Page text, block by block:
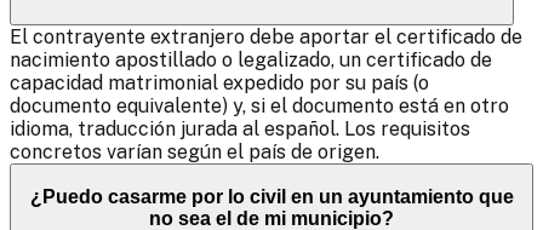
El contrayente extranjero debe aportar el certificado de
nacimiento apostillado o legalizado, un certificado de
capacidad matrimonial expedido por su país (o
documento equivalente) y, si el documento está en otro
idioma, traducción jurada al español. Los requisitos
concretos varían según el país de origen.
¿Puedo casarme por lo civil en un ayuntamiento que
no sea el de mi municipio?